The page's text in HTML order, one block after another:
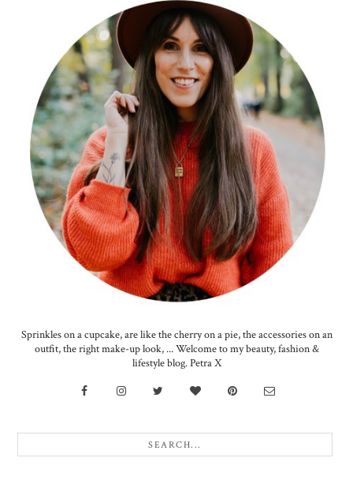
Sprinkles on a cupcake, are like the cherry on a pie, the accessories on an
outfit, the right make-up look, ... Welcome to my beauty, fashion &
lifestyle blog. Petra X